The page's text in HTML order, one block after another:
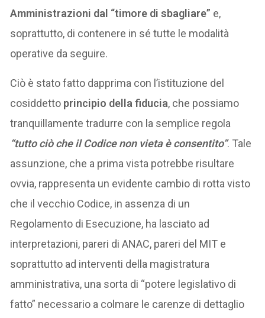
Amministrazioni dal “timore di sbagliare” e,
soprattutto, di contenere in sé tutte le modalità
operative da seguire.
Ciò è stato fatto dapprima con l’istituzione del
cosiddetto principio della fiducia, che possiamo
tranquillamente tradurre con la semplice regola
“tutto ciò che il Codice non vieta è consentito”. Tale
assunzione, che a prima vista potrebbe risultare
ovvia, rappresenta un evidente cambio di rotta visto
che il vecchio Codice, in assenza di un
Regolamento di Esecuzione, ha lasciato ad
interpretazioni, pareri di ANAC, pareri del MIT e
soprattutto ad interventi della magistratura
amministrativa, una sorta di “potere legislativo di
fatto” necessario a colmare le carenze di dettaglio